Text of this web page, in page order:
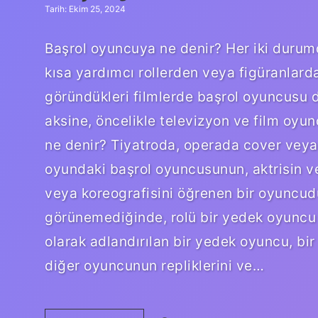
Tarih: Ekim 25, 2024
Başrol oyuncuya ne denir? Her iki
kısa yardımcı rollerden veya
göründükleri filmlerde başrol oyuncusu
aksine, öncelikle televizyon ve film
ne denir? Tiyatroda, operada cover
oyundaki başrol oyuncusunun, aktrisin
veya koreografisini öğrenen bir
görünemediğinde, rolü bir yedek
olarak adlandırılan bir yedek oyuncu,
diğer oyuncunun repliklerini ve…